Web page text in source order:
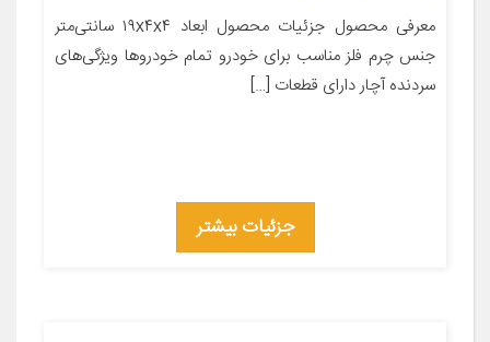
معرفی محصول جزئیات محصول ابعاد ۱۹x۴x۴ سانتی‌متر
جنس چرم فلز مناسب برای خودرو تمام خودروها ویژگی‌های
سردنده آچار دارای قطعات […]
جزئیات بیشتر